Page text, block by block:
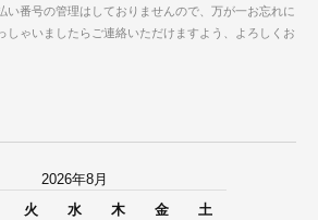
い番号の管理はしておりませんので、万が一お忘れに
しゃいましたらご連絡いただけますよう、よろしくお
2026年8月
火 水 木 金 土